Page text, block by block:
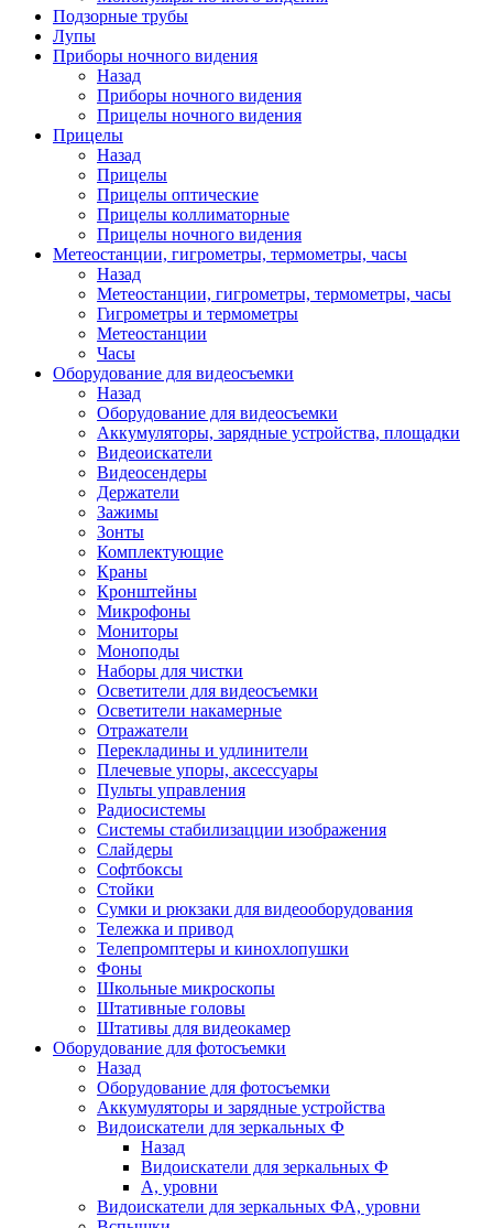
Подзорные трубы
Лупы
Приборы ночного видения
Назад
Приборы ночного видения
Прицелы ночного видения
Прицелы
Назад
Прицелы
Прицелы оптические
Прицелы коллиматорные
Прицелы ночного видения
Метеостанции, гигрометры, термометры, часы
Назад
Метеостанции, гигрометры, термометры, часы
Гигрометры и термометры
Метеостанции
Часы
Оборудование для видеосъемки
Назад
Оборудование для видеосъемки
Аккумуляторы, зарядные устройства, площадки
Видеоискатели
Видеосендеры
Держатели
Зажимы
Зонты
Комплектующие
Краны
Кронштейны
Микрофоны
Мониторы
Моноподы
Наборы для чистки
Осветители для видеосъемки
Осветители накамерные
Отражатели
Перекладины и удлинители
Плечевые упоры, аксессуары
Пульты управления
Радиосистемы
Системы стабилизацции изображения
Слайдеры
Софтбоксы
Стойки
Сумки и рюкзаки для видеооборудования
Тележка и привод
Телепромптеры и кинохлопушки
Фоны
Школьные микроскопы
Штативные головы
Штативы для видеокамер
Оборудование для фотосъемки
Назад
Оборудование для фотосъемки
Аккумуляторы и зарядные устройства
Видоискатели для зеркальных Ф
Назад
Видоискатели для зеркальных Ф
А, уровни
Видоискатели для зеркальных ФА, уровни